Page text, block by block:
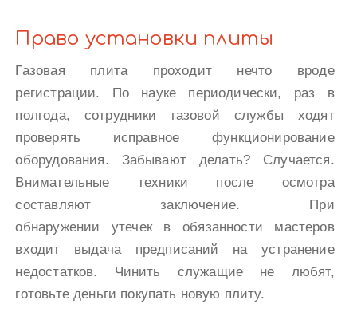
Право установки плиты
Газовая плита проходит нечто вроде
регистрации. По науке периодически, раз в
полгода, сотрудники газовой службы ходят
проверять исправное функционирование
оборудования. Забывают делать? Случается.
Внимательные техники после осмотра
составляют заключение. При
обнаружении утечек в обязанности мастеров
входит выдача предписаний на устранение
недостатков. Чинить служащие не любят,
готовьте деньги покупать новую плиту.